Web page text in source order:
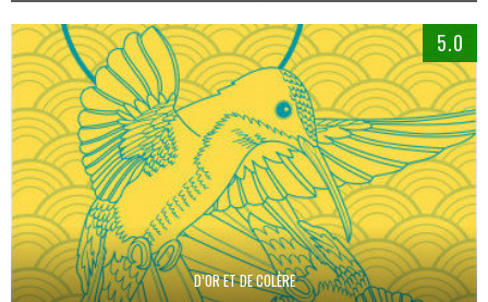
5.0
D’OR ET DE COLÈRE